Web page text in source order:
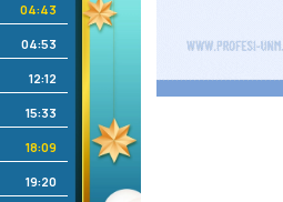
04:43
04:53
12:12
15:33
18:09
19:20